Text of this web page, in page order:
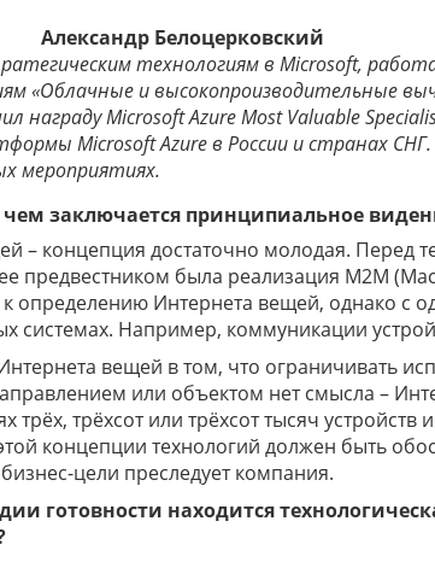
Александр Белоцерковский
технологиям в Microsoft,
«Облачные и высокопроизводительные
награду Microsoft Azure Most Valuable
Microsoft Azure в России и странах
мероприятиях.
чем заключается принципиальное
– концепция достаточно молодая. Перед
предвестником была реализация М2М
определению Интернета вещей, однако с
системах. Например, коммуникации
вещей в том, что ограничивать
или объектом нет смысла –
трёх, трёхсот или трёхсот тысяч
концепции технологий должен быть
бизнес-цели преследует компания.
готовности находится